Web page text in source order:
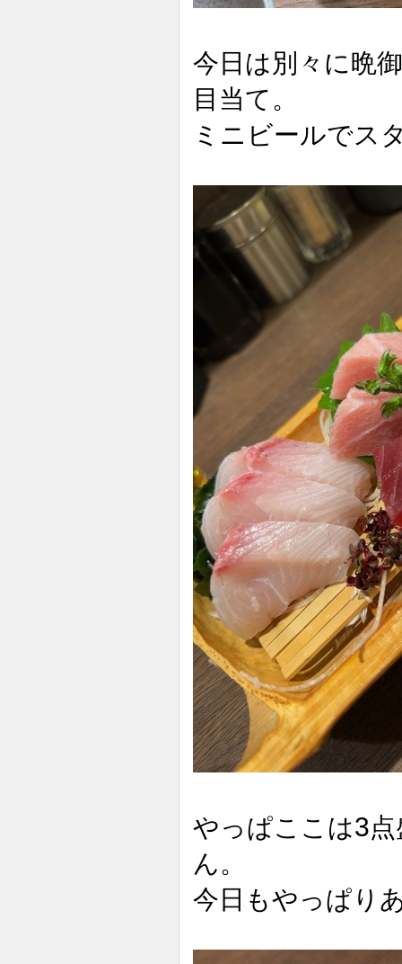
今日は別々に晩
目当て。
ミニビールでス
やっぱここは3
ん。
今日もやっぱり